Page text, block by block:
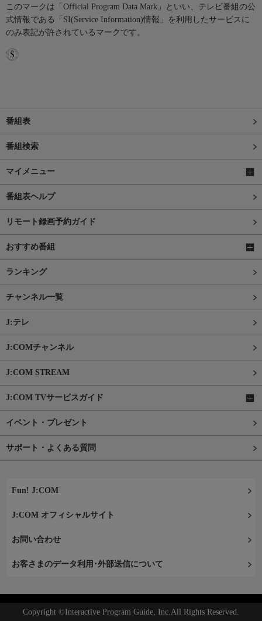
このマークは「Official Program Data Mark」といい、テレビ番組の公
式情報である「SI(Service Information)情報」を利用したサービスに
のみ表記が許されているマークです。
番組表
番組検索
マイメニュー
番組表ヘルプ
リモート録画予約ガイド
おすすめ番組
ランキング
チャンネル一覧
J:テレ
J:COMチャンネル
J:COM STREAM
J:COM TVサービスガイド
イベント・プレゼント
サポート・よくある質問
Fun! J:COM
J:COM オフィシャルサイト
お問い合わせ
お客さまのデータ利用･外部送信について
Copyright ©Interactive Program Guide, Inc.All Rights Reserved.